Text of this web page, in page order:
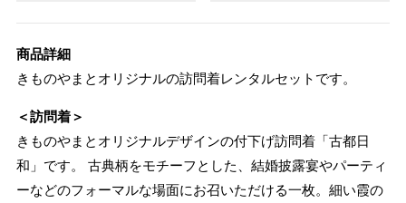
商品詳細
きものやまとオリジナルの訪問着レンタルセットです。
＜訪問着＞
きものやまとオリジナルデザインの付下げ訪問着「古都日
和」です。 古典柄をモチーフとした、結婚披露宴やパーティ
ーなどのフォーマルな場面にお召いただける一枚。細い霞の